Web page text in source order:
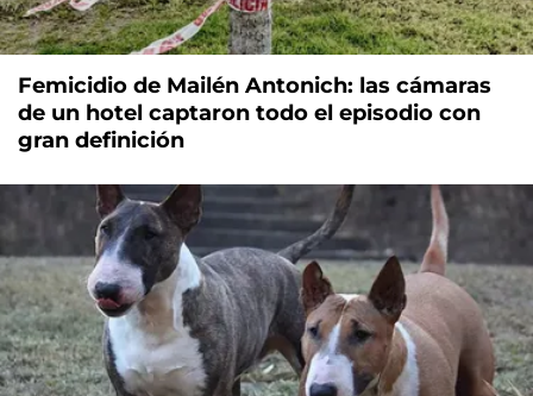
Femicidio de Mailén Antonich: las cámaras
de un hotel captaron todo el episodio con
gran definición